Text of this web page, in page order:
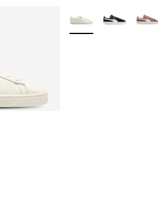
Weitere Farben